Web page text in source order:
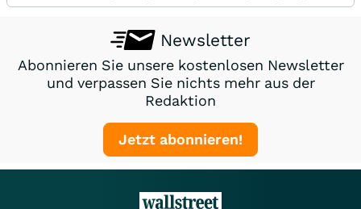
Newsletter
Abonnieren Sie unsere kostenlosen Newsletter
und verpassen Sie nichts mehr aus der
Redaktion
Jetzt abonnieren!